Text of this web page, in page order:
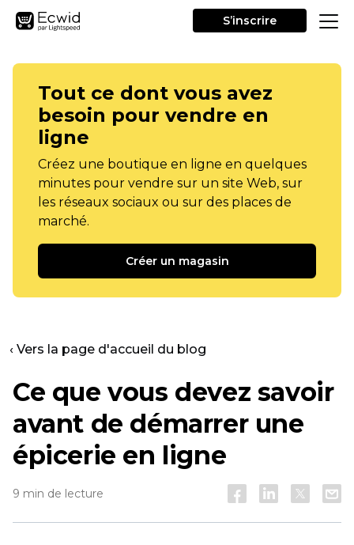
S’inscrire
Tout ce dont vous avez
besoin pour vendre en
ligne
Créez une boutique en ligne en quelques
minutes pour vendre sur un site Web, sur
les réseaux sociaux ou sur des places de
marché.
Créer un magasin
‹ Vers la page d'accueil du blog
Ce que vous devez savoir
avant de démarrer une
épicerie en ligne
9 min de lecture